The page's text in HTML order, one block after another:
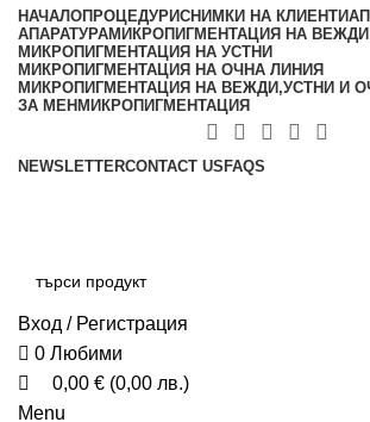
НАЧАЛОПРОЦЕДУРИСНИМКИ НА КЛИЕНТИ
АПАРАТУРАМИКРОПИГМЕНТАЦИЯ НА ВЕЖДИ
МИКРОПИГМЕНТАЦИЯ НА УСТНИ
МИКРОПИГМЕНТАЦИЯ НА ОЧНА ЛИНИЯ
МИКРОПИГМЕНТАЦИЯ НА ВЕЖДИ,УСТНИ И
ЗА МЕН МИКРОПИГМЕНТАЦИЯ
NEWSLETTERCONTACT US FAQS
Вход / Регистрация
0 Любими
0,00 € (0,00 лв.)
Menu